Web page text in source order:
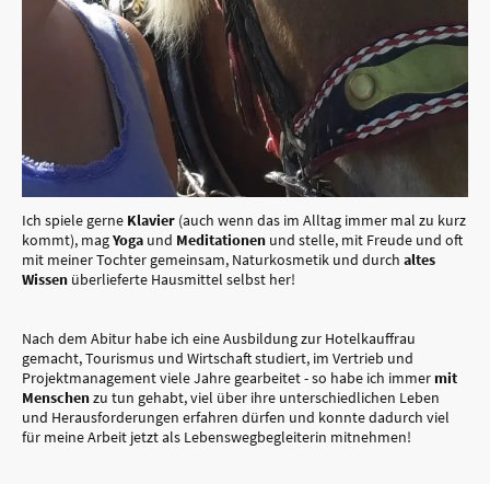
Ich spiele gerne Klavier (auch wenn das im Alltag immer mal zu kurz
kommt), magYoga und Meditationen und stelle, mit Freude und oft
mit meiner Tochter gemeinsam, Naturkosmetik und durch altes
Wissen überlieferte Hausmittel selbst her!
Nach dem Abitur habe ich eine Ausbildung zur Hotelkauffrau
gemacht, Tourismus und Wirtschaft studiert, im Vertrieb und
Projektmanagement viele Jahre gearbeitet - so habe ich immer mit
Menschenzu tun gehabt, viel über ihre unterschiedlichen Leben
und Herausforderungen erfahren dürfen und konnte dadurch viel
für meine Arbeit jetzt als Lebenswegbegleiterin mitnehmen!